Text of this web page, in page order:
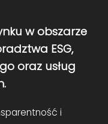
w obszarze
ESG,
oraz usług
i